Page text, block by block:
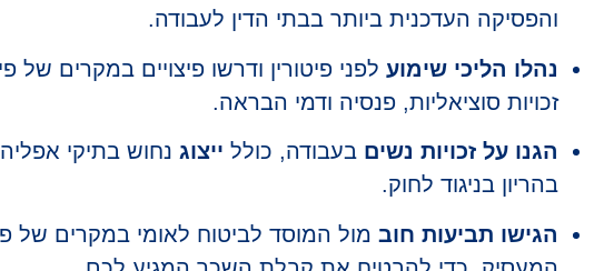
והפסיקה העדכנית ביותר בבתי הדין לעבודה.
נהלו הליכי שימוע לפני פיטורין ודרשו פיצויים במקרים של
זכויות סוציאליות, פנסיה ודמי הבראה.
הגנו על זכויות נשים בעבודה, כולל ייצוג נחוש בתיקי אפליה
בהריון בניגוד לחוק.
הגישו תביעות חוב מול המוסד לביטוח לאומי במקרים של